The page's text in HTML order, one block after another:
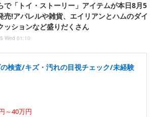
で「トイ・ストーリー」アイテムが本日8月5
売!アパレルや雑貨、エイリアンとハムのダイ
ッションなど盛りだくさん
Wed 01:10
検査/キズ・汚れの目視チェック/未経験
～40万円